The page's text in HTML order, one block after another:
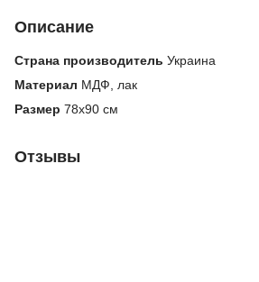
Описание
Cтрана производитель Украина
Материал МДФ, лак
Размер 78x90 см
Отзывы